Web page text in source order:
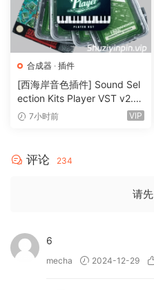
合成器 · 插件
[西海岸音色插件] Sound Sel
ection Kits Player VST v2.0.
0 bundle-V.R [WiN]（3.26G
7小时前 VIP
评论 234
请先
6
mecha 2024-12-29